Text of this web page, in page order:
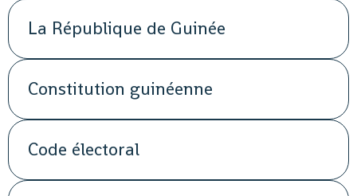
La République de Guinée
Constitution guinéenne
Code électoral